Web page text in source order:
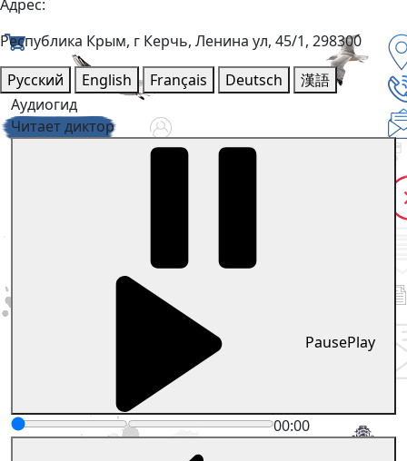
Адрес:
Республика Крым, г Керчь, Ленина ул, 45/1, 298300
Русский
English Français Deutsch
漢語
Аудиогид
Читает диктор
PausePlay
00:00